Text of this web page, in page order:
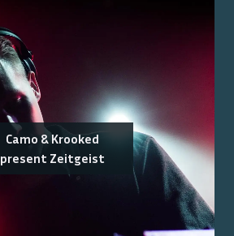
Camo & Krooked
present Zeitgeist